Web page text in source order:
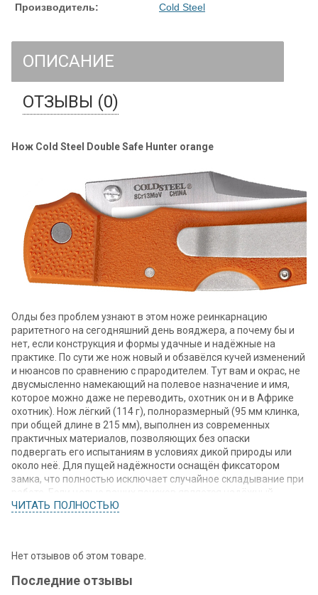
Производитель: Cold Steel
ОПИСАНИЕ
ОТЗЫВЫ (0)
Нож Cold Steel Double Safe Hunter orange
Олды без проблем узнают в этом ноже реинкарнацию
раритетного на сегодняшний день вояджера, а почему бы и
нет, если конструкция и формы удачные и надёжные на
практике. По сути же нож новый и обзавёлся кучей изменений
и нюансов по сравнению с прародителем. Тут вам и окрас, не
двусмысленно намекающий на полевое назначение и имя,
которое можно даже не переводить, охотник он и в Африке
охотник). Нож лёгкий (114 г), полноразмерный (95 мм клинка,
при общей длине в 215 мм), выполнен из современных
практичных материалов, позволяющих без опаски
подвергать его испытаниям в условиях дикой природы или
около неё. Для пущей надёжности оснащён фиксатором
замка, что полностью исключает случайное складывание при
работе. Если целью ваших поисков является надёжный
охотничий и туристический инструмент от производителя с
Видеообзор
ЧИТАТЬ ПОЛНОСТЬЮ
Нет отзывов об этом товаре.
Последние отзывы